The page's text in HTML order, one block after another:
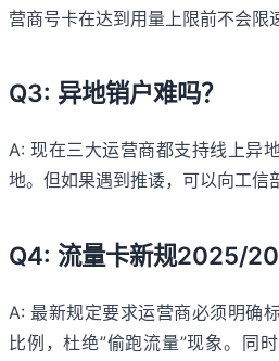
营商号卡在达到用量上限前不会限
Q3: 异地销户难吗？
A: 现在三大运营商都支持线上异
地。但如果遇到推诿，可以向工信
Q4: 流量卡新规2025/
A: 最新规定要求运营商必须明确
比例，杜绝”偷跑流量”现象。同